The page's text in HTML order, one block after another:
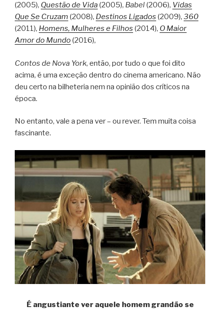
(2005), Questão de Vida(2005), Babel(2006), Vidas
Que Se Cruzam (2008), Destinos Ligados (2009), 360
(2011), Homens, Mulheres e Filhos (2014), O Maior
Amor do Mundo(2016),
Contos de Nova York, então, por tudo o que foi dito
acima, é uma exceção dentro do cinema americano. Não
deu certo na bilheteria nem na opinião dos críticos na
época.
No entanto, vale a pena ver – ou rever. Tem muita coisa
fascinante.
É angustiante ver aquele homem grandão se